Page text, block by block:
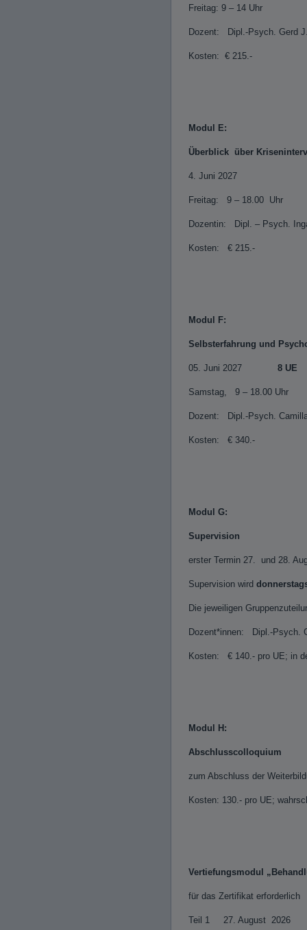
Freitag: 9 – 14 Uhr
Dozent: Dipl.-Psych. Gerd
Kosten: € 215.-
Modul E:
Überblick über
4. Juni 2027
Freitag: 9 –
Dozentin: Dipl. – Psych.
Kosten: € 215.-
Modul F:
Selbsterfahrung und
05. Juni 2027 8 UE
Samstag, 9 – 18.00 Uhr
Dozent: Dipl.-Psych.
Kosten: € 340.-
Modul G:
Supervision
erster Termin 27. und 28.
Supervision wird
Die jeweiligen
Dozent*innen: Dipl.-Psych.
Kosten: € 140.- pro UE; in
Modul H:
Abschlusscolloquium
zum Abschluss der
Kosten: 130.- pro UE;
Vertiefungsmodul
für das Zertifikat
Teil 1 27. August 2026